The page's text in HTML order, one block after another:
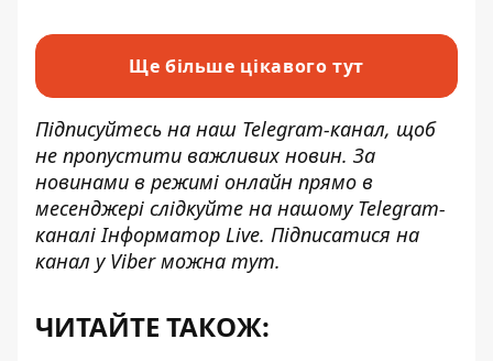
Ще більше цікавого тут
Підписуйтесь на наш Telegram-канал, щоб
не пропустити важливих новин. За
новинами в режимі онлайн прямо в
месенджері слідкуйте на нашому Telegram-
каналіІнформатор Live. Підписатися на
канал у Viber можна тут.
ЧИТАЙТЕ ТАКОЖ: